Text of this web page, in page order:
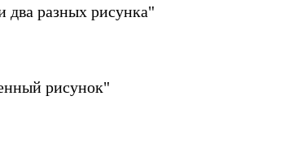
разных рисунка"
рисунок"